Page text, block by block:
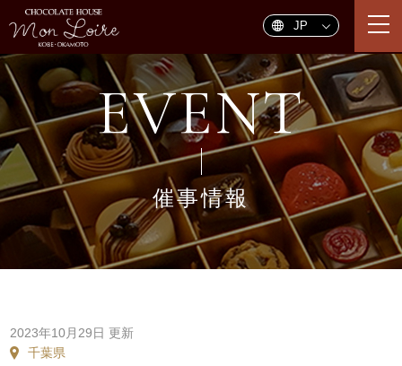
EVENT
催事情報
2023年10月29日 更新
千葉県